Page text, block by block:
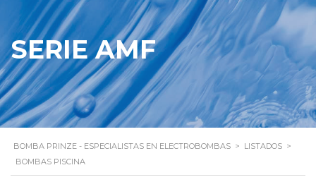
SERIE AMF
BOMBA PRINZE - ESPECIALISTAS EN ELECTROBOMBAS > LISTADOS >
BOMBAS PISCINA